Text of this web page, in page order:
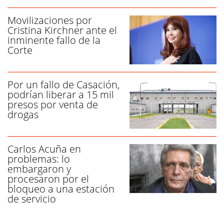
Movilizaciones por
Cristina Kirchner ante el
inminente fallo de la
Corte
Por un fallo de Casación,
podrían liberar a 15 mil
presos por venta de
drogas
Carlos Acuña en
problemas: lo
embargaron y
procesaron por el
bloqueo a una estación
de servicio